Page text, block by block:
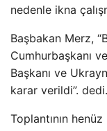
nedenle ikna
Başbakan Merz,
Cumhurbaşkanı
Başkanı ve
karar verildi”. dedi.
Toplantının